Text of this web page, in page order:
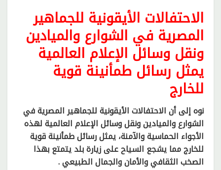
الاحتفالات الأيقونية للجماهير
المصرية في الشوارع والميادين
ونقل وسائل الإعلام العالمية
يمثل رسائل طمأنينة قوية
للخارج
نوه إلى أن الاحتفالات الأيقونية للجماهير المصرية في
الشوارع والميادين ونقل وسائل الإعلام العالمية لهذه
الأجواء الحماسية والآمنة، يمثل رسائل طمأنينة قوية
للخارج مما يشجع السياح على زيارة بلد يتمتع بهذا
الصخب الثقافي والأمان والجمال الطبيعي .